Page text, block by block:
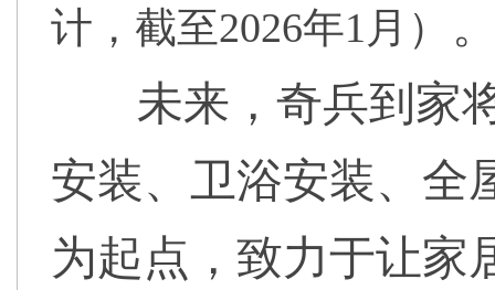
计，截至2026年1月）
未来，奇兵到家
安装、卫浴安装、全
为起点，致力于让家